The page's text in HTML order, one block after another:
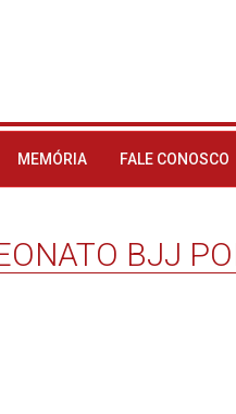
MEMÓRIA FALE CONOSCO
BJJ